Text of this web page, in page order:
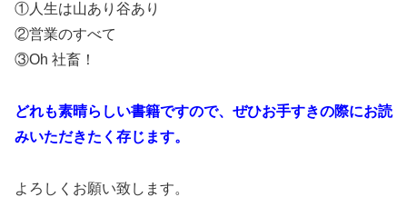
①人生は山あり谷あり
②営業のすべて
③Oh 社畜！
どれも素晴らしい書籍ですので、ぜひお手すきの際にお読
みいただきたく存じます。
よろしくお願い致します。